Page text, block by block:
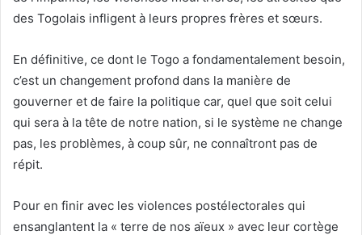
des Togolais infligent à leurs propres frères et sœurs.
En définitive, ce dont le Togo a fondamentalement besoin,
c’est un changement profond dans la manière de
gouverner et de faire la politique car, quel que soit celui
qui sera à la tête de notre nation, si le système ne change
pas, les problèmes, à coup sûr, ne connaîtront pas de
répit.
Pour en finir avec les violences postélectorales qui
ensanglantent la « terre de nos aïeux » avec leur cortège